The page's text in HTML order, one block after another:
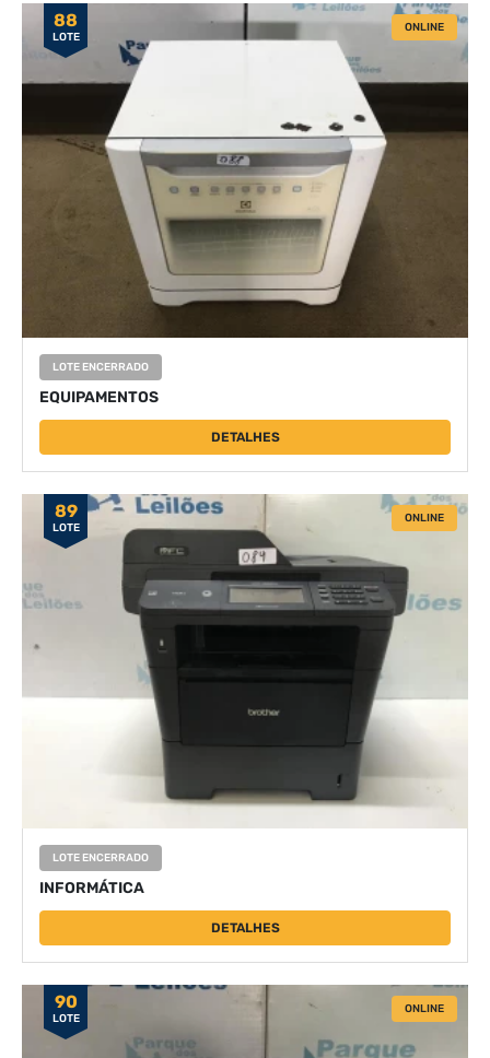
88
LOTE
ONLINE
LOTE ENCERRADO
EQUIPAMENTOS
DETALHES
89
LOTE
ONLINE
LOTE ENCERRADO
INFORMÁTICA
DETALHES
90
LOTE
ONLINE